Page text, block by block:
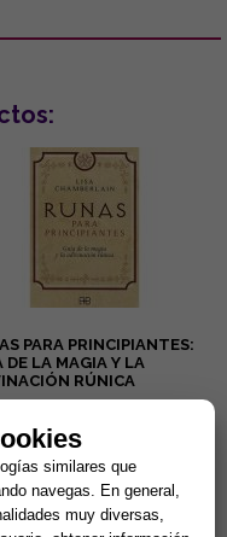
PARA PRINCIPIANTES:
DE LA MAGIA Y LA
RÚNICA
prácticos
para iniciarnos en las
disciplinas
€
Comprar
similares que
navegas. En general,
muy diversas,